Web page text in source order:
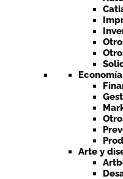
Arte y